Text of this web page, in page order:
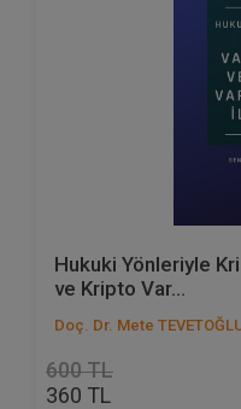
Hukuki Yönleriyle
ve Kripto Var...
Doç. Dr. Mete
600 TL
360 TL